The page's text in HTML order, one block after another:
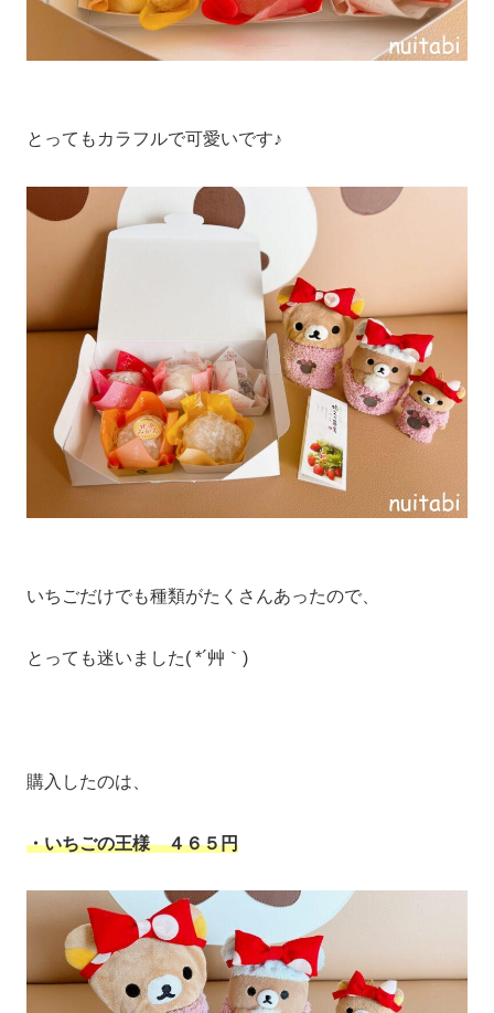
とってもカラフルで可愛いです♪
いちごだけでも種類がたくさんあったので、
とっても迷いました( *´艸｀)
購入したのは、
・いちごの王様 ４６５円